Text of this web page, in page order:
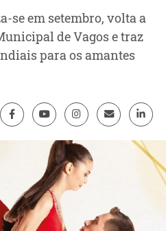
se em setembro, volta a
de Vagos e traz
para os amantes